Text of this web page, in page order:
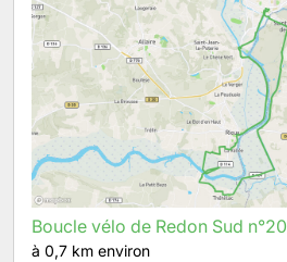
Boucle vélo de Redon Sud n°20
à 0,7 km environ